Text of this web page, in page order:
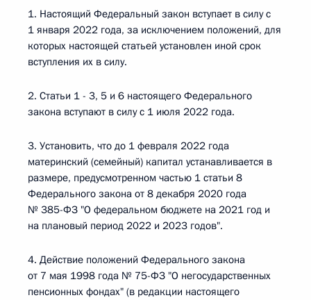
1. Настоящий Федеральный закон вступает в силу с
1 января 2022 года, за исключением положений, для
которых настоящей статьей установлен иной срок
вступления их в силу.
2. Статьи 1 - 3, 5 и 6 настоящего Федерального
закона вступают в силу с 1 июля 2022 года.
3. Установить, что до 1 февраля 2022 года
материнский (семейный) капитал устанавливается в
размере, предусмотренном частью 1 статьи 8
Федерального закона от 8 декабря 2020 года
№ 385-ФЗ "О федеральном бюджете на 2021 год и
на плановый период 2022 и 2023 годов".
4. Действие положений Федерального закона
от 7 мая 1998 года № 75-ФЗ "О негосударственных
пенсионных фондах" (в редакции настоящего